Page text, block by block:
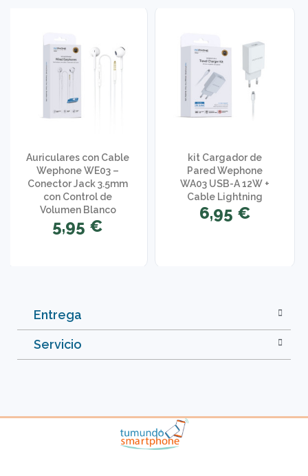
Auriculares con Cable
Wephone WE03 –
Conector Jack 3.5mm
con Control de
Volumen Blanco
5,95 €
kit Cargador de
Pared Wephone
WA03 USB-A 12W +
Cable Lightning
6,95 €
Entrega
Servicio